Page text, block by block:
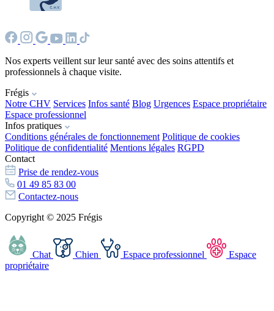
Nos experts veillent sur leur santé avec des soins attentifs et
professionnels à chaque visite.
Frégis
Notre CHV Services Infos santé Blog Urgences Espace propriétaire
Espace professionnel
Infos pratiques
Conditions générales de fonctionnement Politique de cookies
Politique de confidentialité Mentions légales RGPD
Contact
Prise de rendez-vous
01 49 85 83 00
Contactez-nous
Copyright © 2025 Frégis
Chat Chien Espace professionnel
Espace
propriétaire